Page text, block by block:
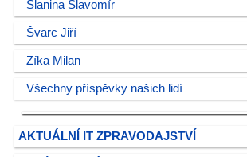
Slanina Slavomír
Švarc Jiří
Zíka Milan
Všechny příspěvky našich lidí
AKTUÁLNÍ IT ZPRAVODAJSTVÍ